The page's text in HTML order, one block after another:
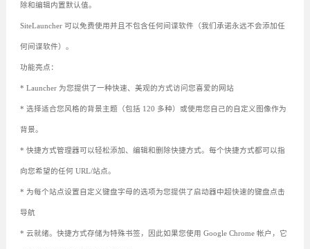
除和编辑内置默认值。
SiteLauncher 可以免费使用并且不包含任何间谍软件（我们承诺永远不会添加任
何间谍软件）。
功能亮点：
* Launcher 为您提供了一种快速、美观的方式访问您喜爱的网站
* 选择适合您风格的背景主题（包括 120 多种）或使用您自己的自定义图像作为
背景。
* 快捷方式管理器可以轻松添加、编辑和删除快捷方式。每个快捷方式都可以指
向您希望的任何 URL/站点。
* 为每个站点设置自定义键盘字母的选项为您提供了启动器中超快速的键盘点击
导航
* 云就绪。快捷方式存储为特殊书签，因此如果您使用 Google Chrome 帐户，它